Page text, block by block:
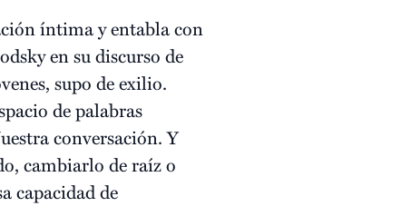
íntima y entabla con
en su discurso de
supo de exilio.
de palabras
conversación. Y
cambiarlo de raíz o
capacidad de